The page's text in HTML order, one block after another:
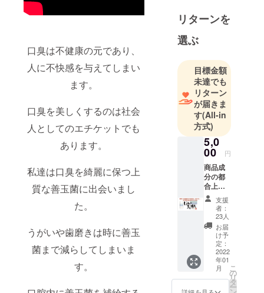
口臭は不健康の元であり、
人に不快感を与えてしまい
ます。
口臭を美しくするのは社会
人としてのエチケットでも
あります。
私達は口臭を綺麗に保つ上
質な善玉菌に出会いまし
た。
うがいや歯磨きは時に善玉
菌まで減らしてしまいま
す。
により、よ
り一層の身
体の免疫力
康であるこ
とが、いか
に大切かを
教えられま
した。
私達は販売
目的が全て
ではなく、
自分が摂取
したい商品
開発に努め
臨床的エビ
デンスのあ
リターンを
選ぶ
目標金額
未達でも
リターン
が届きま
す(All-in
方式)
5,0
00 円
商品成
分の都
合上、
残念な
がら日
本国外
の方々
への販
売がで
きませ
ん。そ
れでも
ご賛同
頂ける
支援
者：
23人
お届
け予
定：
2022
年01
月
こ
の
リ
タ
ー